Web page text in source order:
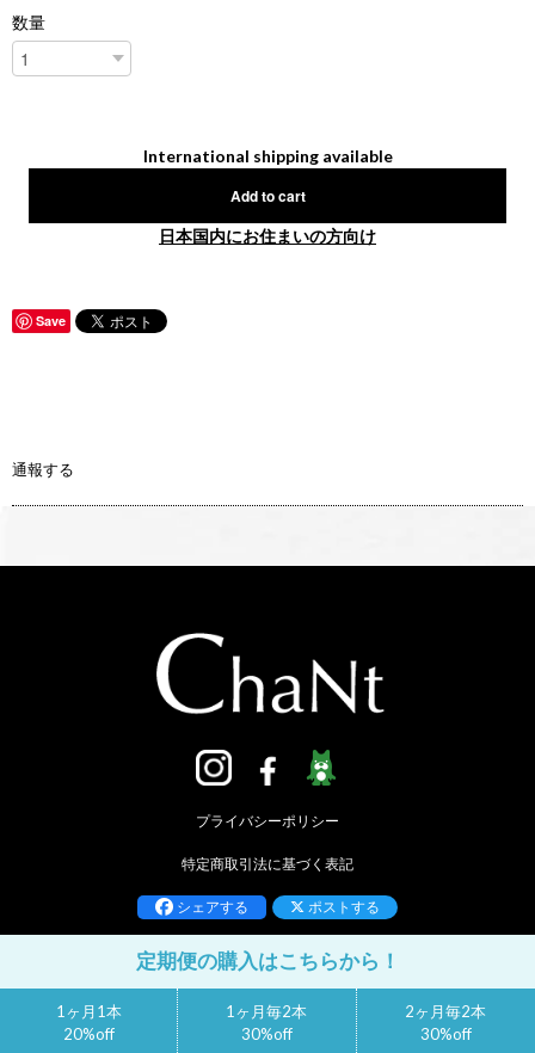
数量
International shipping available
Add to cart
日本国内にお住まいの方向け
Save
通報する
定期便の購入はこちらから！
1ヶ月1本
20%off
1ヶ月毎2本
30%off
2ヶ月毎2本
30%off
プライバシーポリシー
特定商取引法に基づく表記
シェアする ポストする